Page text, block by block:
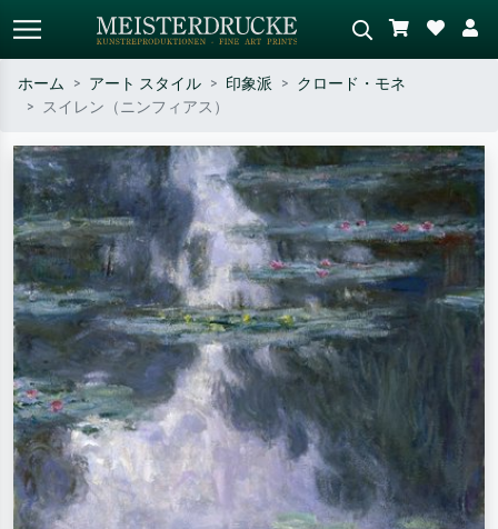
作家名・作品名・スタイルで検索
– 例：モネ、星月夜、印象派、北
斎の波、ヌード。
シーンを説明してください – 例：
緑の草原、赤の多い抽象画、暗い
油絵、木のそばの立ち姿のヌー
ド。
ホーム アート スタイル 印象派
クロード・モネ
スイレン（ニンフィアス）